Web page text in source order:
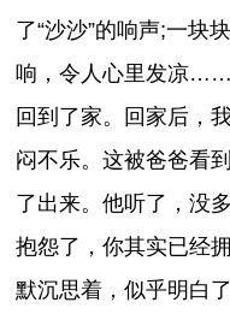
了“沙沙”的响声;一块
响，令人心里发凉……
回到了家。回家后，
闷不乐。这被爸爸看
了出来。他听了，没
抱怨了，你其实已经
默沉思着，似乎明白